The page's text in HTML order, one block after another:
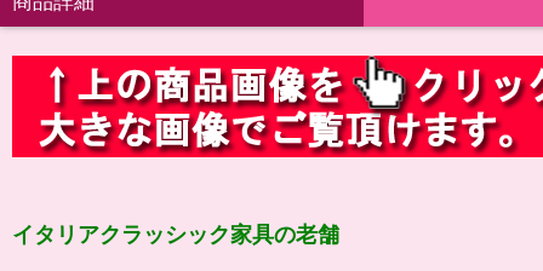
イタリアクラッシック家具の老舗